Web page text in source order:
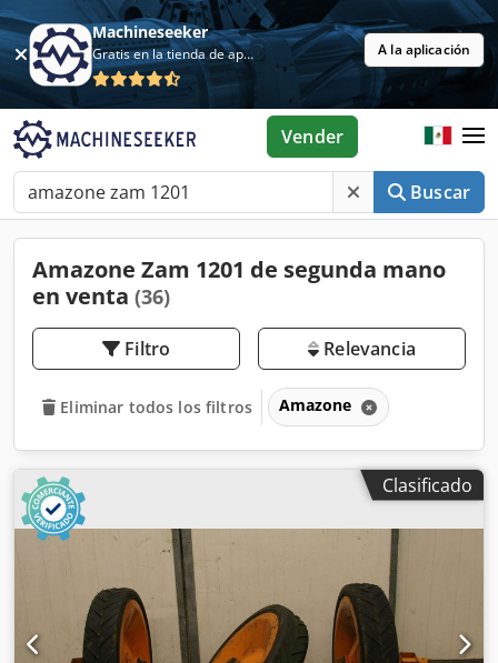
Machineseeker
Gratis en la tienda de aplicaciones A la aplicación
Buscar
Vender
Amazone Zam 1201 de segunda mano
en venta (36)
Filtro Relevancia
Eliminar todos los filtros Amazone
Clasificado